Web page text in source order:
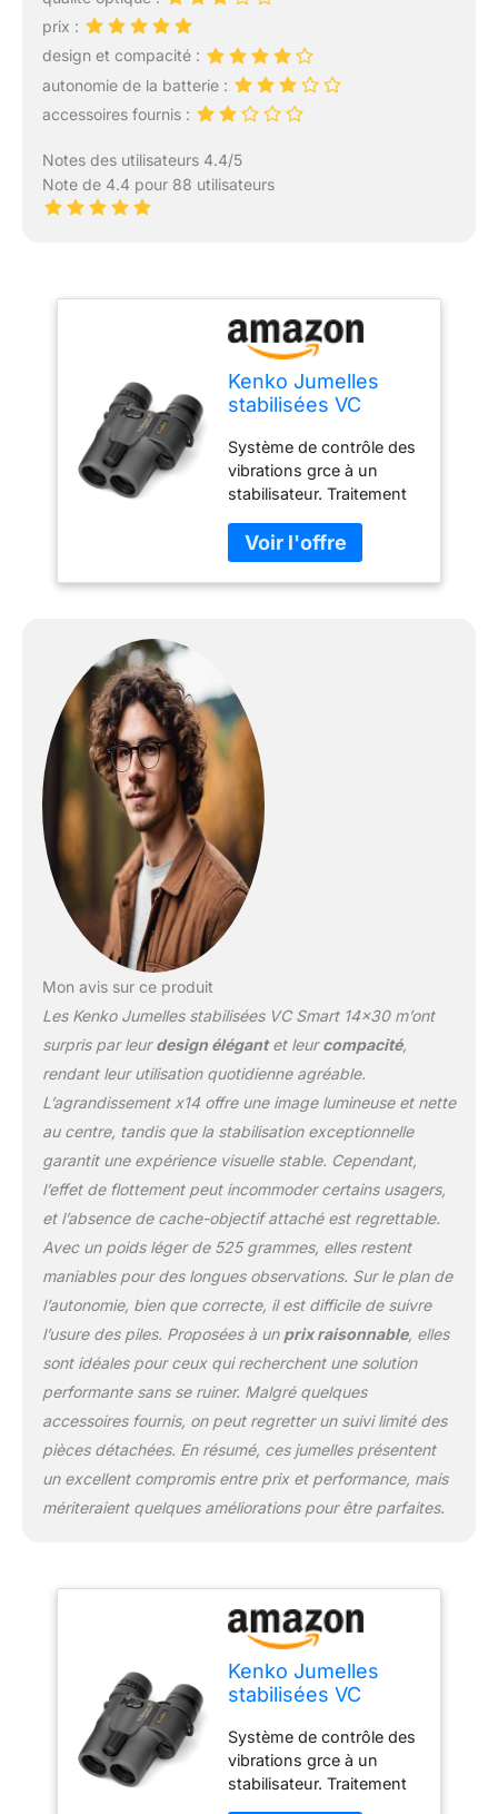
prix :
design et compacité :
autonomie de la batterie :
accessoires fournis :
Notes des utilisateurs 4.4/5
Note de 4.4 pour 88 utilisateurs
Kenko Jumelles
stabilisées VC
Agrandissement
14x, Diamètre de la
lentille 30 mm, Noir
Système de contrôle des
vibrations grce à un
stabilisateur. Traitement
optiques afin d'éviter la
perte de transmission de
la lumière. Faciles à
réglables Batterie au
Lithium CR2 fournie
Mon avis sur ce produit
Les Kenko Jumelles stabilisées VC Smart 14×30 m’ont
surpris par leurdesign élégantet leurcompacité,
rendant leur utilisation quotidienne agréable.
L’agrandissement x14 offre une image lumineuse et nette
au centre, tandis que la stabilisation exceptionnelle
garantit une expérience visuelle stable. Cependant,
l’effet de flottement peut incommoder certains usagers,
et l’absence de cache-objectif attaché est regrettable.
Avec un poids léger de 525 grammes, elles restent
maniables pour des longues observations. Sur le plan de
l’autonomie, bien que correcte, il est difficile de suivre
l’usure des piles. Proposées à un prix raisonnable, elles
sont idéales pour ceux qui recherchent une solution
performante sans se ruiner. Malgré quelques
accessoires fournis, on peut regretter un suivi limité des
pièces détachées. En résumé, ces jumelles présentent
un excellent compromis entre prix et performance, mais
mériteraient quelques améliorations pour être parfaites.
Kenko Jumelles
stabilisées VC
Agrandissement
14x, Diamètre de la
lentille 30 mm, Noir
Système de contrôle des
vibrations grce à un
stabilisateur. Traitement